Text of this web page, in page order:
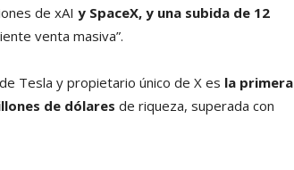
de xAI y SpaceX, y una subida de 12
venta masiva”.
Tesla y propietario único de X es la primera
de dólares de riqueza, superada con